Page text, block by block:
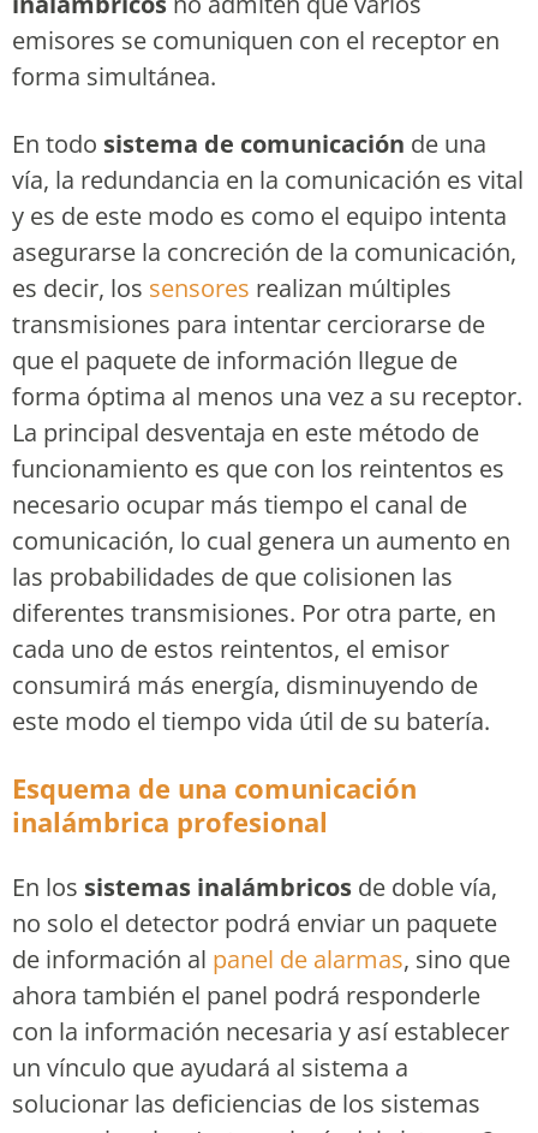
emisores se comuniquen con el receptor en
forma simultánea.
En todo sistema de comunicación de una
vía, la redundancia en la comunicación es vital
y es de este modo es como el equipo intenta
asegurarse la concreción de la comunicación,
es decir, los sensores realizan múltiples
transmisiones para intentar cerciorarse de
que el paquete de información llegue de
forma óptima al menos una vez a su receptor.
La principal desventaja en este método de
funcionamiento es que con los reintentos es
necesario ocupar más tiempo el canal de
comunicación, lo cual genera un aumento en
las probabilidades de que colisionen las
diferentes transmisiones. Por otra parte, en
cada uno de estos reintentos, el emisor
consumirá más energía, disminuyendo de
este modo el tiempo vida útil de su batería.
Esquema de una comunicación
inalámbrica profesional
En los sistemas inalámbricos de doble vía,
no solo el detector podrá enviar un paquete
de información al panel de alarmas, sino que
ahora también el panel podrá responderle
con la información necesaria y así establecer
un vínculo que ayudará al sistema a
solucionar las deficiencias de los sistemas